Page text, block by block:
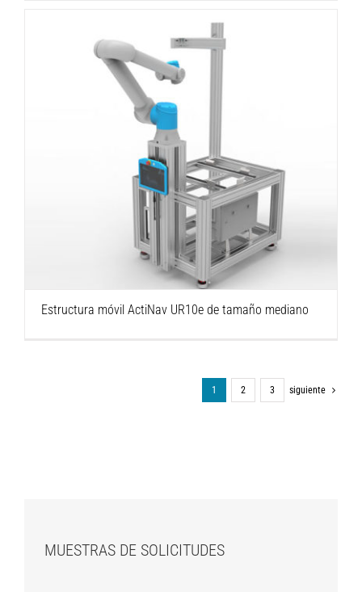
Estructura móvil ActiNav UR10e de tamaño
mediano
Estructura móvil ActiNav UR10e de tamaño mediano
1 2 3 siguiente
MUESTRAS DE SOLICITUDES